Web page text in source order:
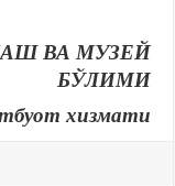
ВА МУЗЕЙ
БЎЛИМИ
хизмати